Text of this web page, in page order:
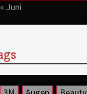
« Juni